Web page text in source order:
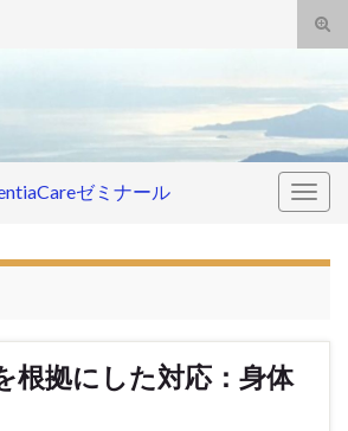
ゼミナール
根拠にした対応：身体